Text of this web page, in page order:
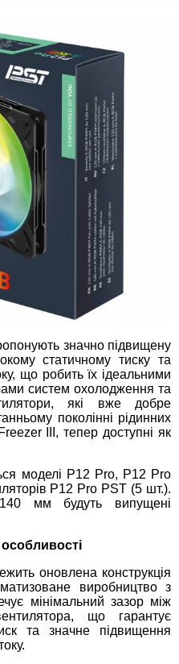
значно підвищену
статичному тиску та
що робить їх ідеальними
систем охолодження та
які вже добре
поколінні рідинних
III, тепер доступні як
моделі P12 Pro, P12 Pro
P12 Pro PST (5 шт.).
мм будуть випущені
оновлена конструкція
виробництво з
мінімальний зазор між
що гарантує
та значне підвищення